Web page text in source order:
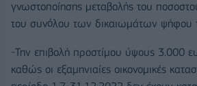
γνωστοποίησης μεταβολής του
του συνόλου των δικαιωμάτων ψήφου
-Την επιβολή προστίμου ύψους 3.000
καθώς οι εξαμηνιαίες οικονομικές